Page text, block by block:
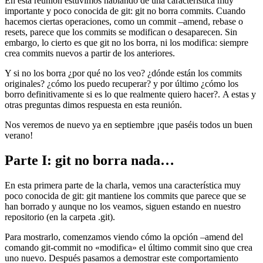
importante y poco conocida de git: git no borra commits. Cuando
hacemos ciertas operaciones, como un commit –amend, rebase o
resets, parece que los commits se modifican o desaparecen. Sin
embargo, lo cierto es que git no los borra, ni los modifica: siempre
crea commits nuevos a partir de los anteriores.
Y si no los borra ¿por qué no los veo? ¿dónde están los commits
originales? ¿cómo los puedo recuperar? y por último ¿cómo los
borro definitivamente si es lo que realmente quiero hacer?. A estas y
otras preguntas dimos respuesta en esta reunión.
Nos veremos de nuevo ya en septiembre ¡que paséis todos un buen
verano!
Parte I: git no borra nada…
En esta primera parte de la charla, vemos una característica muy
poco conocida de git: git mantiene los commits que parece que se
han borrado y aunque no los veamos, siguen estando en nuestro
repositorio (en la carpeta .git).
Para mostrarlo, comenzamos viendo cómo la opción –amend del
comando git-commit no «modifica» el último commit sino que crea
uno nuevo. Después pasamos a demostrar este comportamiento